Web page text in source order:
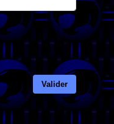
Valider